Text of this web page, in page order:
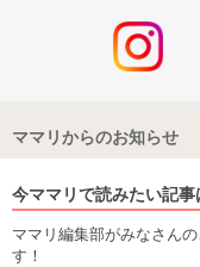
ママリからのお知らせ
今ママリで読みたい記事
ママリ編集部がみなさん
す！